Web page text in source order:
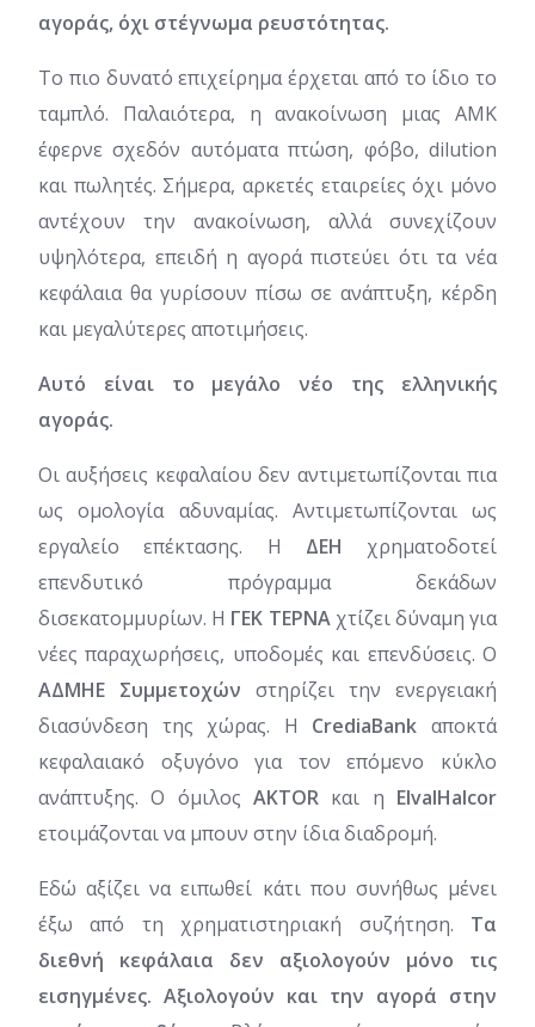
αγοράς, όχι στέγνωμα ρευστότητας.
Το πιο δυνατό επιχείρημα έρχεται από το ίδιο το
ταμπλό. Παλαιότερα, η ανακοίνωση μιας ΑΜΚ
έφερνε σχεδόν αυτόματα πτώση, φόβο, dilution
και πωλητές. Σήμερα, αρκετές εταιρείες όχι μόνο
αντέχουν την ανακοίνωση, αλλά συνεχίζουν
υψηλότερα, επειδή η αγορά πιστεύει ότι τα νέα
κεφάλαια θα γυρίσουν πίσω σε ανάπτυξη, κέρδη
και μεγαλύτερες αποτιμήσεις.
Αυτό είναι το μεγάλο νέο της ελληνικής
αγοράς.
Οι αυξήσεις κεφαλαίου δεν αντιμετωπίζονται πια
ως ομολογία αδυναμίας. Αντιμετωπίζονται ως
εργαλείο επέκτασης. Η ΔΕΗ χρηματοδοτεί
επενδυτικό πρόγραμμα δεκάδων
δισεκατομμυρίων. Η ΓΕΚ ΤΕΡΝΑ χτίζει δύναμη για
νέες παραχωρήσεις, υποδομές και επενδύσεις. Ο
ΑΔΜΗΕ Συμμετοχών στηρίζει την ενεργειακή
διασύνδεση της χώρας. Η CrediaBank αποκτά
κεφαλαιακό οξυγόνο για τον επόμενο κύκλο
ανάπτυξης. Ο όμιλος AKTOR και η ElvalHalcor
ετοιμάζονται να μπουν στην ίδια διαδρομή.
Εδώ αξίζει να ειπωθεί κάτι που συνήθως μένει
έξω από τη χρηματιστηριακή συζήτηση. Τα
διεθνή κεφάλαια δεν αξιολογούν μόνο τις
εισηγμένες. Αξιολογούν και την αγορά στην